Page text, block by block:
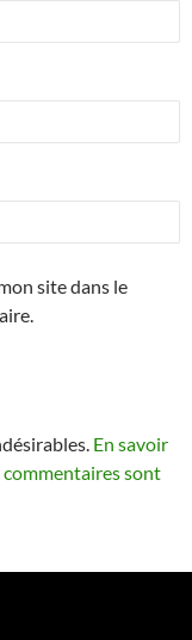
site dans le
En savoir
commentaires sont